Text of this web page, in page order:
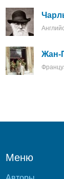
Жан-
Меню